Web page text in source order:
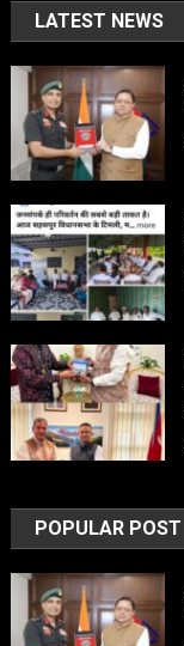
LATEST NEWS
POPULAR POST